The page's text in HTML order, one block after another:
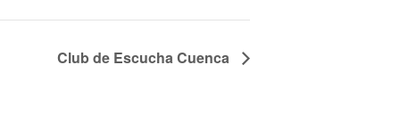
Club de Escucha Cuenca